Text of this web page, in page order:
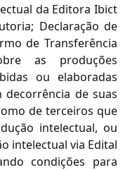
da Editora Ibict
Declaração de
de Transferência
as produções
ou elaboradas
decorrência de suas
de terceiros que
intelectual, ou
intelectual via Edital
condições para